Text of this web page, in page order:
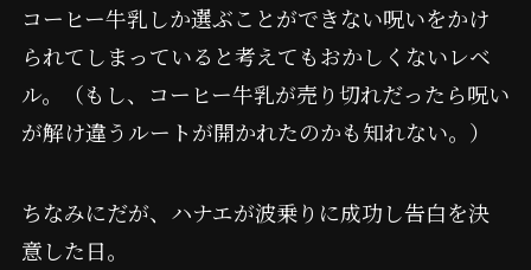
コーヒー牛乳しか選ぶことができない呪いをかけ
られてしまっていると考えてもおかしくないレベ
ル。（もし、コーヒー牛乳が売り切れだったら呪い
が解け違うルートが開かれたのかも知れない。）
ちなみにだが、ハナエが波乗りに成功し告白を決
意した日。